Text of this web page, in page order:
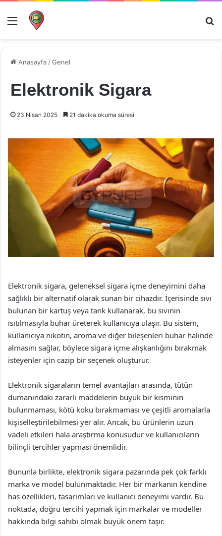
Menü
Anasayfa /Genel
Elektronik Sigara
23 Nisan 2025 21 dakika okuma süresi
Elektronik sigara, geleneksel sigara içme deneyimini daha
sağlıklı bir alternatif olarak sunan bir cihazdır. İçerisinde sıvı
bulunan bir kartuş veya tank kullanarak, bu sıvının
ısıtılmasıyla buhar üreterek kullanıcıya ulaşır. Bu sistem,
kullanıcıya nikotin, aroma ve diğer bileşenleri buhar halinde
almasını sağlar, böylece sigara içme alışkanlığını bırakmak
isteyenler için cazip bir seçenek oluşturur.
Elektronik sigaraların temel avantajları arasında, tütün
dumanındaki zararlı maddelerin büyük bir kısmının
bulunmaması, kötü koku bırakmaması ve çeşitli aromalarla
kişiselleştirilebilmesi yer alır. Ancak, bu ürünlerin uzun
vadeli etkileri hala araştırma konusudur ve kullanıcıların
bilinçli tercihler yapması önemlidir.
Bununla birlikte, elektronik sigara pazarında pek çok farklı
marka ve model bulunmaktadır. Her bir markanın kendine
has özellikleri, tasarımları ve kullanıcı deneyimi vardır. Bu
noktada, doğru tercihi yapmak için markalar ve modeller
hakkında bilgi sahibi olmak büyük önem taşır.